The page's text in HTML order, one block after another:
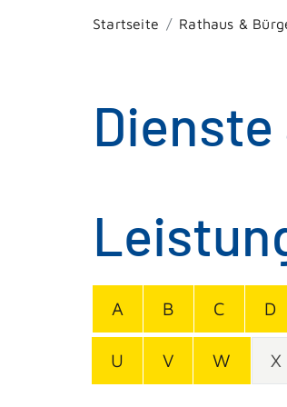
Startseite Rathaus &
A B C D
U V W X